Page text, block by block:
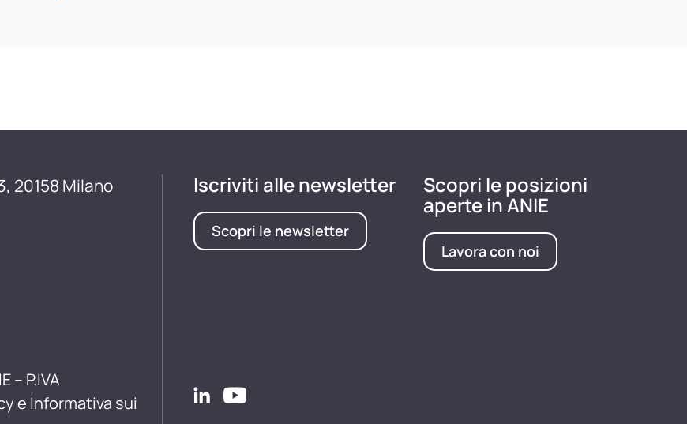
20158 Milano
– P.IVA
e Informativa sui
Iscriviti alle newsletter
Scopri le newsletter
Scopri le posizioni
aperte in ANIE
Lavora con noi